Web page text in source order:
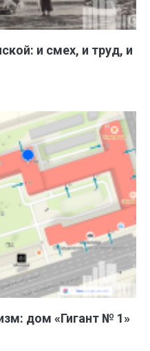
и смех, и труд, и
дом «Гигант № 1»